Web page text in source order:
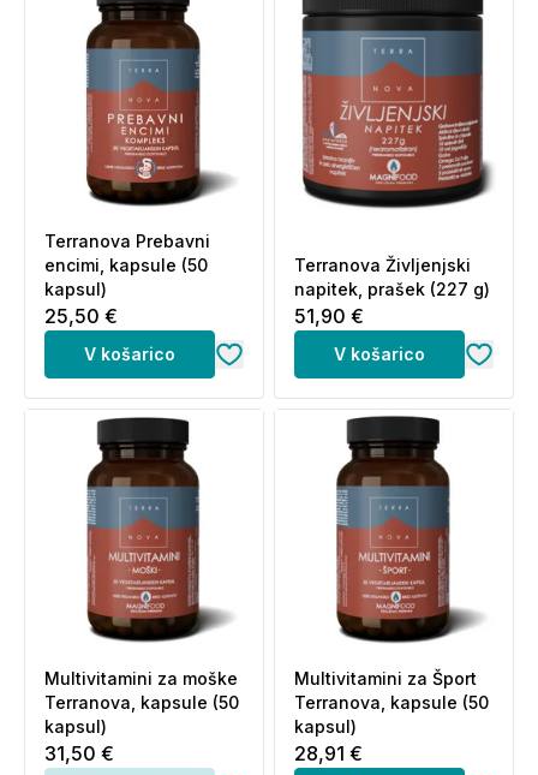
Terranova Prebavni
encimi, kapsule (50
kapsul)
25,50 €
V košarico
Terranova Življenjski
napitek, prašek (227 g)
51,90 €
V košarico
Multivitamini za moške
Terranova, kapsule (50
kapsul)
31,50 €
Multivitamini za Šport
Terranova, kapsule (50
kapsul)
28,91 €